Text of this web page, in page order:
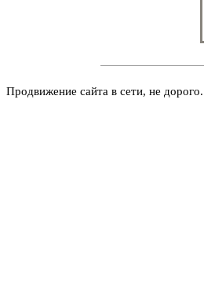
Продвижение сайта в сети, не дорого.